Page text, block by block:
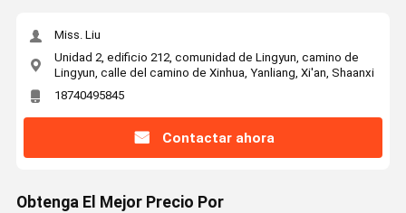
Miss. Liu
Unidad 2, edificio 212, comunidad de Lingyun, camino de
Lingyun, calle del camino de Xinhua, Yanliang, Xi'an, Shaanxi
18740495845
Contactar ahora
Obtenga El Mejor Precio Por